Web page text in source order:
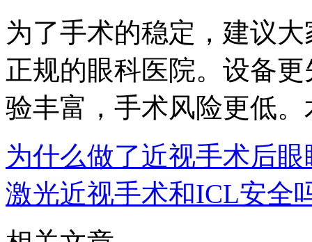
为了手术的稳定，建议
正规的眼科医院。设备
验丰富，手术风险更低
为什么做了近视手术后
激光近视手术和ICL安全